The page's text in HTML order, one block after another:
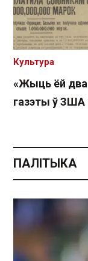
«Жыць ёй два
газэты ў ЗША
Культура
ПАЛІТЫКА